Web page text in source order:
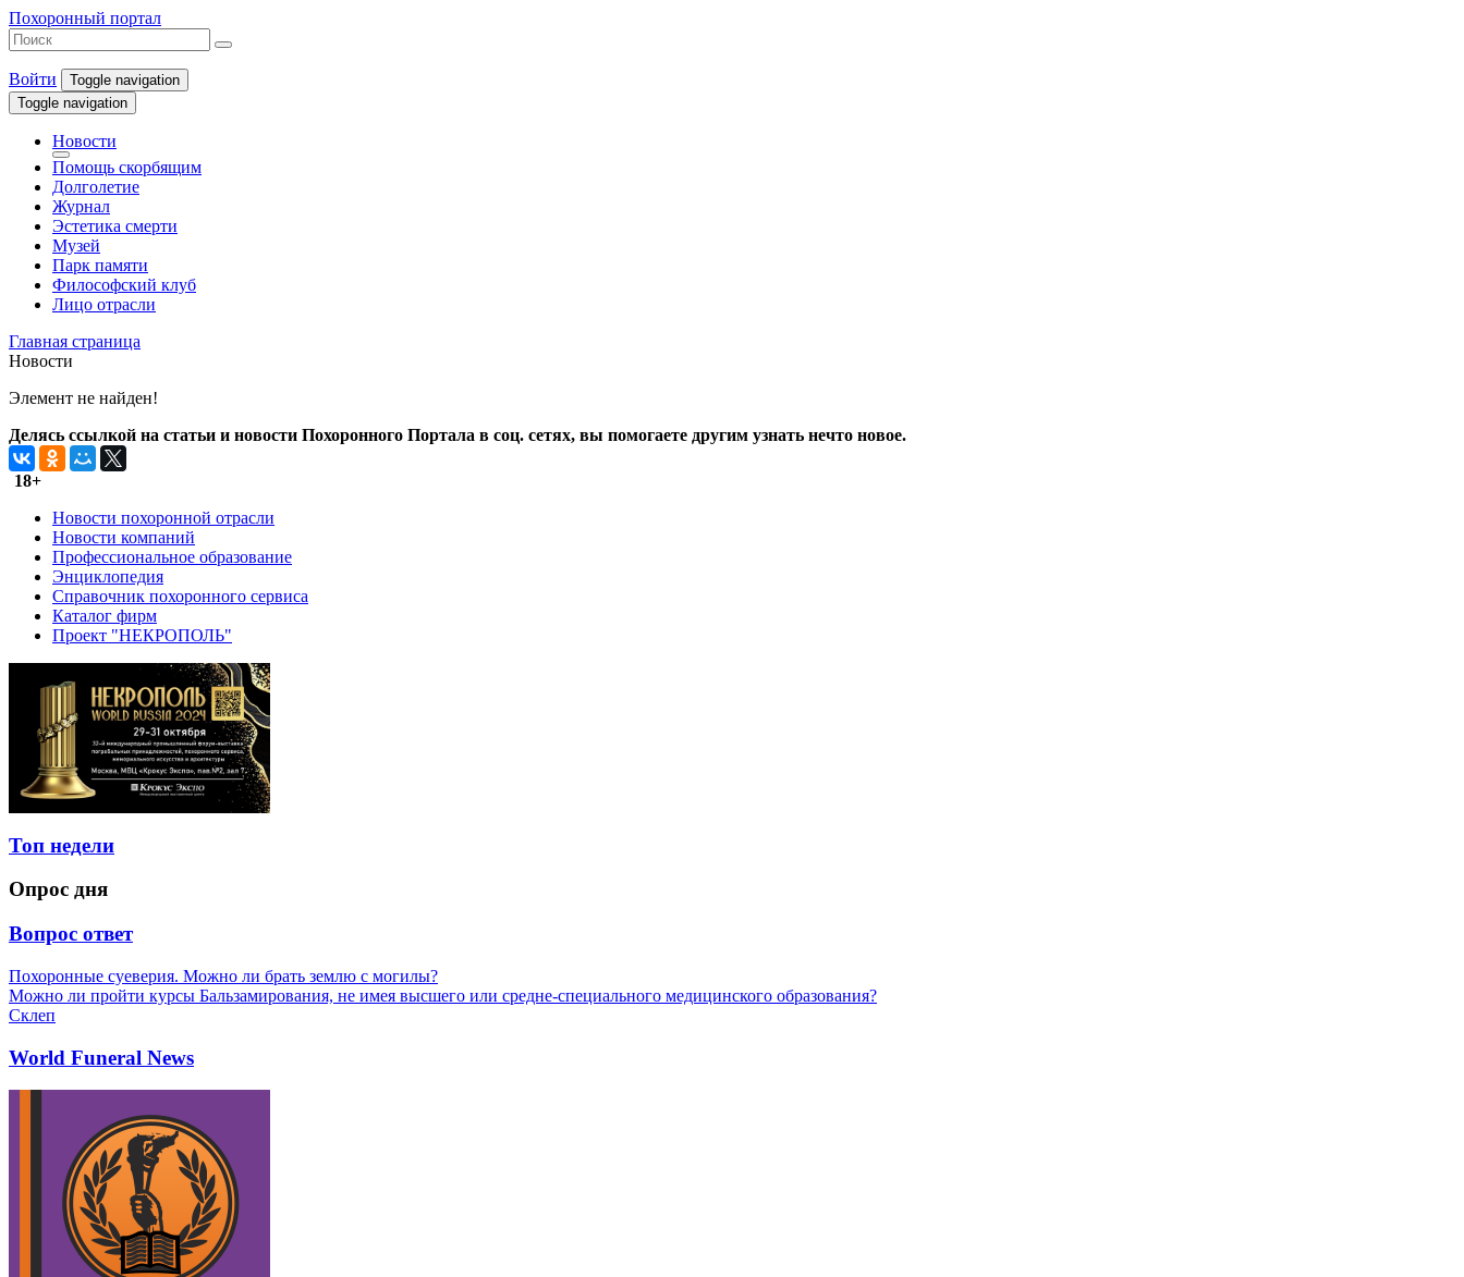
Похоронный портал
Войти
Toggle navigation
Toggle navigation
Новости
Помощь скорбящим
Долголетие
Журнал
Эстетика смерти
Музей
Парк памяти
Философский клуб
Лицо отрасли
Главная страница
Новости
Элемент не найден!
Делясь ссылкой на статьи и новости Похоронного Портала в соц. сетях, вы помогаете другим узнать нечто новое.
18+
Новости похоронной отрасли
Новости компаний
Профессиональное образование
Энциклопедия
Справочник похоронного сервиса
Каталог фирм
Проект "НЕКРОПОЛЬ"
Топ недели
Опрос дня
Вопрос ответ
Похоронные суеверия. Можно ли брать землю с могилы?
Можно ли пройти курсы Бальзамирования, не имея высшего или средне-специального медицинского образования?
Склеп
World Funeral News